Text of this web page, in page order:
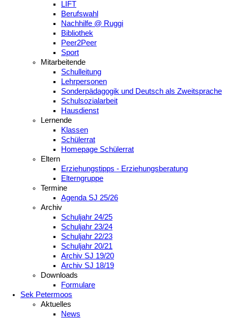
LIFT
Berufswahl
Nachhilfe @ Ruggi
Bibliothek
Peer2Peer
Sport
Mitarbeitende
Schulleitung
Lehrpersonen
Sonderpädagogik und Deutsch als Zweitsprache
Schulsozialarbeit
Hausdienst
Lernende
Klassen
Schülerrat
Homepage Schülerrat
Eltern
Erziehungstipps - Erziehungsberatung
Elterngruppe
Termine
Agenda SJ 25/26
Archiv
Schuljahr 24/25
Schuljahr 23/24
Schuljahr 22/23
Schuljahr 20/21
Archiv SJ 19/20
Archiv SJ 18/19
Downloads
Formulare
Sek Petermoos
Aktuelles
News